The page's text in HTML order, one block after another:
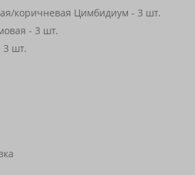
коричневая Цимбидиум - 3 шт.
- 3 шт.
3 шт.